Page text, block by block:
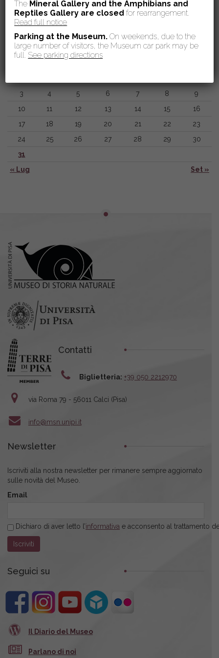
Calendario eventi
Agosto 2026
« Lug Set »
3
4 5 6 7 8
9
10
11 12 13 14 15
16
17
18 19 20 21 22
23
24
25 26 27 28 29
30
31
Contatti
Biglietteria: +39 050 2212970
via Roma 79 - 56011 Calci (Pisa)
info@msn.unipi.it
Newsletter
Iscriviti alla nostra newsletter per rimanere sempre aggiornato
sulle novità del Museo.
Email
Dichiaro di aver letto l’informativa e acconsento al trattamento
Seguici su
Il Diario del Museo
Parlano di noi
The Mineral Gallery and the Amphibians and
Reptiles Gallery are closed for rearrangement.
Read full notice
Parking at the Museum. On weekends, due to the
large number of visitors, the Museum car park may be
full. See parking directions